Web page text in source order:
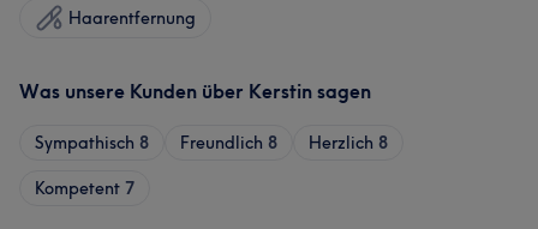
Haarentfernung
Was unsere Kunden über Kerstin sagen
Sympathisch 8 Freundlich 8 Herzlich 8
Kompetent 7